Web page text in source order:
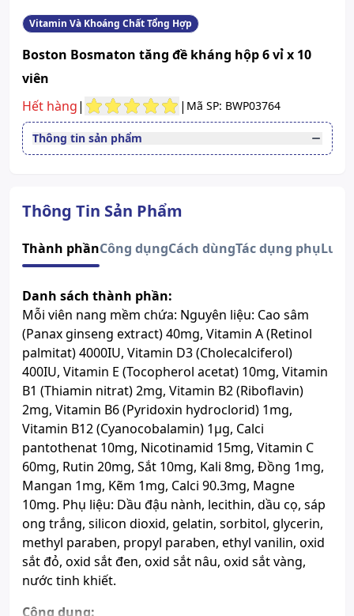
Vitamin Và Khoáng Chất Tổng Hợp
Boston Bosmaton tăng đề kháng hộp 6 vỉ x 10
viên
Hết hàng| | Mã SP: BWP03764
Thông tin sản phẩm
Dạng bào chế
Viên nang mềm
Số đăng ký
Lưu ý
Sản phẩm này không phải là
thuốc và không có tác dụng thay
Xem giấy công bố sản phẩm
Thông Tin Sản Phẩm
Thành phầnCông dụngCách dùngTác dụng phụLưu
Danh sách thành phần:
Mỗi viên nang mềm chứa: Nguyên liệu: Cao sâm
(Panax ginseng extract) 40mg, Vitamin A (Retinol
palmitat) 4000IU, Vitamin D3 (Cholecalciferol)
400IU, Vitamin E (Tocopherol acetat) 10mg, Vitamin
B1 (Thiamin nitrat) 2mg, Vitamin B2 (Riboflavin)
2mg, Vitamin B6 (Pyridoxin hydroclorid) 1mg,
Vitamin B12 (Cyanocobalamin) 1μg, Calci
pantothenat 10mg, Nicotinamid 15mg, Vitamin C
60mg, Rutin 20mg, Sắt 10mg, Kali 8mg, Đồng 1mg,
Mangan 1mg, Kẽm 1mg, Calci 90.3mg, Magne
10mg. Phụ liệu: Dầu đậu nành, lecithin, dầu cọ, sáp
ong trắng, silicon dioxid, gelatin, sorbitol, glycerin,
methyl paraben, propyl paraben, ethyl vanilin, oxid
sắt đỏ, oxid sắt đen, oxid sắt nâu, oxid sắt vàng,
nước tinh khiết.
Công dụng: